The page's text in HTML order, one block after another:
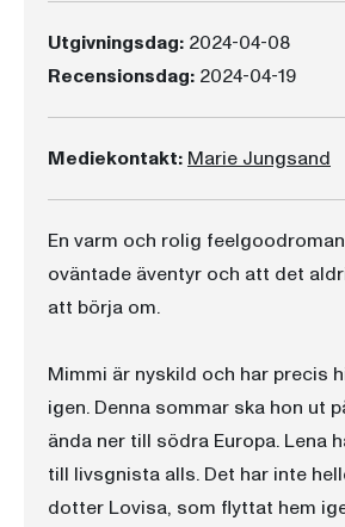
Utgivningsdag: 2024-04-08
Recensionsdag: 2024-04-19
Mediekontakt: Marie Jungsand
En varm och rolig
oväntade äventyr och att det
att börja om.
Mimmi är nyskild och har precis
igen. Denna sommar ska hon ut
ända ner till södra Europa. Lena
till livsgnista alls. Det har inte
dotter Lovisa, som flyttat hem